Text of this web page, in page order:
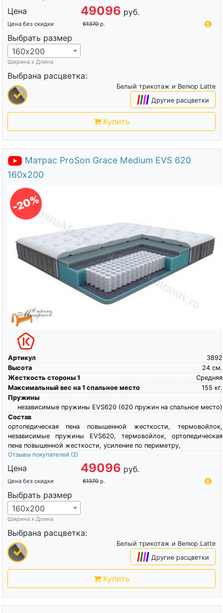
Цена 49096 руб.
Цена без скидки 61370 р.
Выбрать размер
160х200
Ширина х Длина
Выбрана расцветка:
Белый трикотаж и Велюр Latte
|||| Другие расцветки
Купить
Матрас ProSon Grace Medium EVS 620
160х200
-20%
Артикул
3892
Высота
см.
24
Жесткость стороны 1
Средняя
Максимальный вес на 1 спальное место
кг.
155
Пружины
независимые пружины EVS620 (620 пружин на спальное место)
Состав
ортопедическая пена повышенной жесткости, термовойлок,
независимые пружины EVS620, термовойлок, ортопедическая
пена повышенной жесткости, усиление по периметру,
Отзывы покупателей (2)
Цена 49096 руб.
Цена без скидки 61370 р.
Выбрать размер
160х200
Ширина х Длина
Выбрана расцветка:
Белый трикотаж и Велюр Latte
|||| Другие расцветки
Купить